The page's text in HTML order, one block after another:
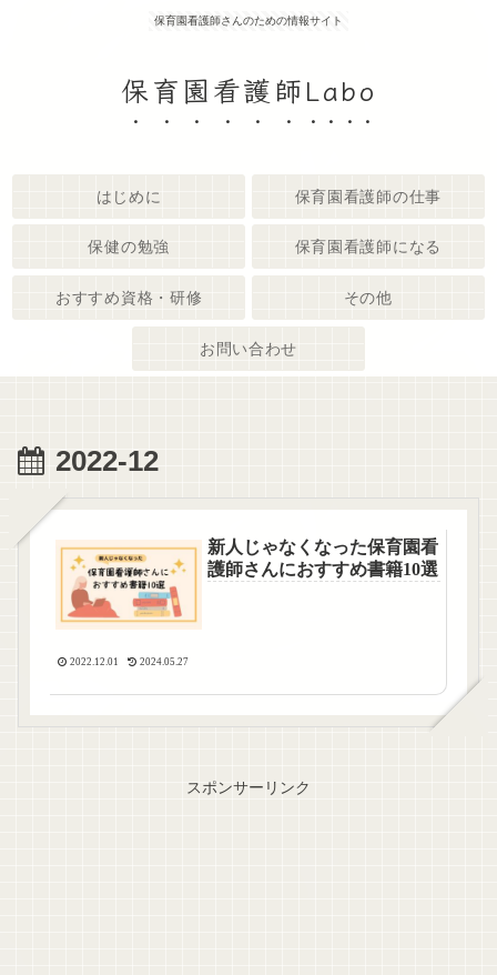
保育園看護師さんのための情報サイト
保育園看護師Labo
はじめに 保育園看護師の仕事
保健の勉強 保育園看護師になる
おすすめ資格・研修 その他
お問い合わせ
2022-12
新人じゃなくなった保育園看
護師さんにおすすめ書籍10選
2022.12.01 2024.05.27
スポンサーリンク